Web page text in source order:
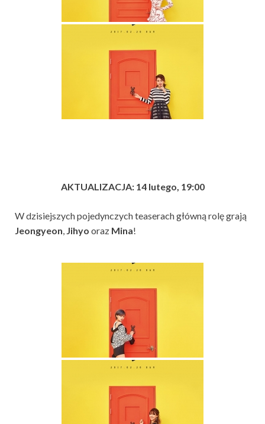
AKTUALIZACJA: 14 lutego, 19:00
W dzisiejszych pojedynczych teaserach główną rolę grają
Jeongyeon, Jihyo oraz Mina!